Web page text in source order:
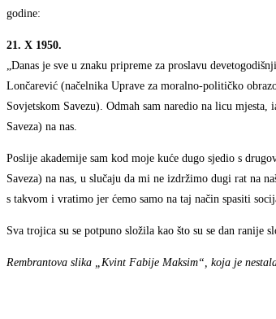
godine:
21. X 1950.
„Danas je sve u znaku pripreme za proslavu
Lončarević (načelnika Uprave za moralno-političko
Sovjetskom Savezu). Odmah sam naredio na licu
Saveza) na nas.
Poslije akademije sam kod moje kuće dugo sjedio s
Saveza) na nas, u slučaju da mi ne izdržimo dugi rat na
s takvom i vratimo jer ćemo samo na taj način spasiti
Sva trojica su se potpuno složila kao što su se dan ranije
Rembrantova slika „Kvint Fabije Maksim“, koja je